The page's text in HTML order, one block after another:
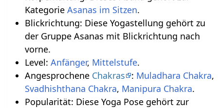
Kategorie Asanas im Sitzen.
Blickrichtung: Diese Yogastellung gehört zu
der Gruppe Asanas mit Blickrichtung nach
vorne.
Level: Anfänger, Mittelstufe.
Angesprochene Chakras : Muladhara Chakra,
Svadhishthana Chakra, Manipura Chakra.
Popularität: Diese Yoga Pose gehört zur